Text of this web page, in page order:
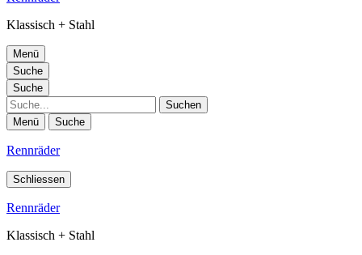
Klassisch + Stahl
Menü
Suche
Suche
Suche
Menü Suche
Rennräder
Schliessen
Rennräder
Klassisch + Stahl